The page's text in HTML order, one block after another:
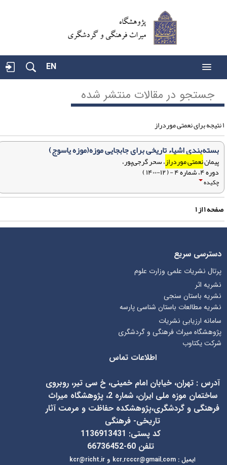
EN
جستجو در مقالات منتشر شده
بسته‌بندی اشیاء تاریخی برای جابجایی موزه(موزه یاسوج)
پیماننعمتی موردراز، سحر گرجی‌پور،
دوره ۴، شماره ۴ - ( ۱۲-۱۴۰۰ )
چکیده
۱از۱
دسترسی سریع
پرتال نشریات علمی وزارت علوم
نشریه اثر
نشریه باستان سنجی
نشریه مطالعات باستان شناسی پارسه
سامانه ارزیابی نشریات
پژوهشگاه میراث فرهنگی و گردشگری
شرکت یکتاوب
اطلاعات تماس
آدرس : تهران، خیابان امام خمینی، خ سی تیر، روبروی
ساختمان موزه ملی ایران، شماره 2، پژوهشگاه میراث
فرهنگی و گردشگری،پژوهشکده حفاظت و مرمت آثار
تاریخی- فرهنگی
کد پستی: 1136913431
تلفن 60-66736452
ایمیل:
kcr@richt.ir و kcr.rcccr@gmail.com